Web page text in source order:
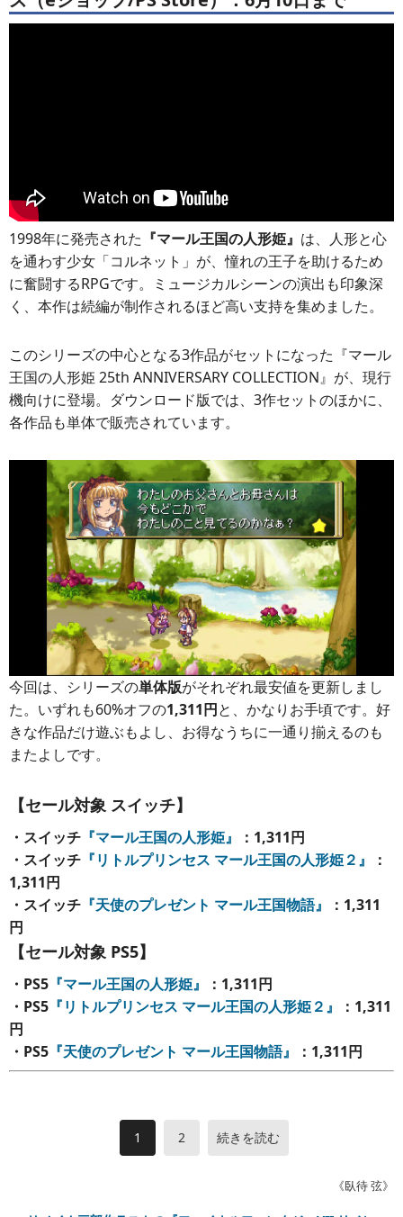
1998年に発売された 『マール王国の人形姫』 は、人形と心
を通わす少女「コルネット」が、憧れの王子を助けるため
に奮闘するRPGです。ミュージカルシーンの演出も印象深
く、本作は続編が制作されるほど高い支持を集めました。
このシリーズの中心となる3作品がセットになった『マール
王国の人形姫 25th ANNIVERSARY COLLECTION』が、現行
機向けに登場。ダウンロード版では、3作セットのほかに、
各作品も単体で販売されています。
今回は、シリーズの単体版がそれぞれ最安値を更新しまし
た。いずれも60%オフの1,311円と、かなりお手頃です。好
きな作品だけ遊ぶもよし、お得なうちに一通り揃えるのも
またよしです。
【セール対象 スイッチ】
・スイッチ 『マール王国の人形姫』
：1,311円
・スイッチ 『リトルプリンセス マール王国の人形姫２』
：
1,311円
・スイッチ 『天使のプレゼント マール王国物語』
：1,311
円
【セール対象 PS5】
・PS5 『マール王国の人形姫』
：1,311円
・PS5 『リトルプリンセス マール王国の人形姫２』
：1,311
円
・PS5 『天使のプレゼント マール王国物語』 ：1,311円
1 2 続きを読む
《臥待 弦》